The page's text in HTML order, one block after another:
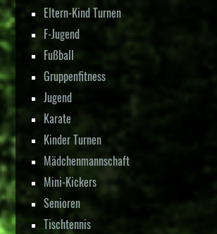
Eltern-Kind Turnen
F-Jugend
Fußball
Gruppenfitness
Jugend
Karate
Kinder Turnen
Mädchenmannschaft
Mini-Kickers
Senioren
Tischtennis